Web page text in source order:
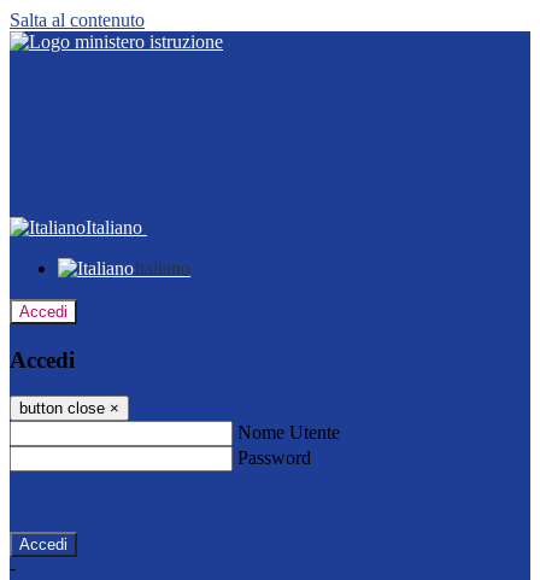
Salta al contenuto
Italiano
Italiano
Accedi
Accedi
button close ×
Nome Utente
Password
-